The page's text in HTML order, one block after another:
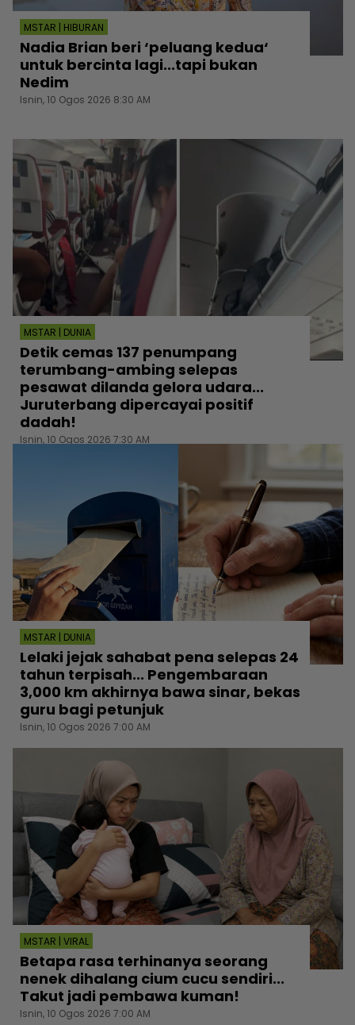
MSTAR | HIBURAN
Nadia Brian beri ‘peluang kedua‘
untuk bercinta lagi...tapi bukan
Nedim
Isnin, 10 Ogos 2026 8:30 AM
MSTAR | DUNIA
Detik cemas 137 penumpang
terumbang-ambing selepas
pesawat dilanda gelora udara...
Juruterbang dipercayai positif
dadah!
Isnin, 10 Ogos 2026 7:30 AM
MSTAR | DUNIA
Lelaki jejak sahabat pena selepas 24
tahun terpisah... Pengembaraan
3,000 km akhirnya bawa sinar, bekas
guru bagi petunjuk
Isnin, 10 Ogos 2026 7:00 AM
MSTAR | VIRAL
Betapa rasa terhinanya seorang
nenek dihalang cium cucu sendiri...
Takut jadi pembawa kuman!
Isnin, 10 Ogos 2026 7:00 AM